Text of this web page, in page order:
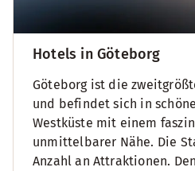
Hotels in Göteborg
Göteborg ist die
und befindet sich in
Westküste mit einem
unmittelbarer Nähe. Die
Anzahl an Attraktionen.